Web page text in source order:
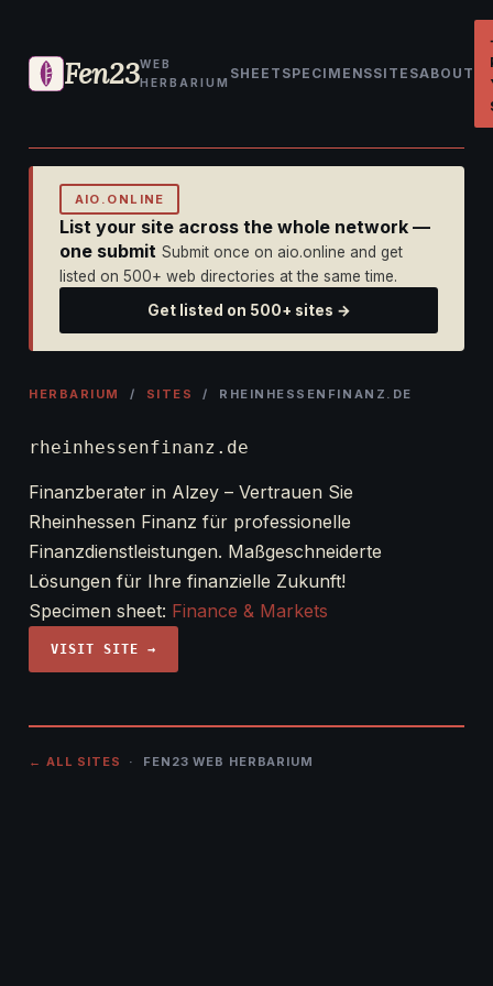
Fen23WEB
HERBARIUM
SHEET SPECIMENSSITESABOUT
AIO.ONLINE
List your site across the whole network —
one submit Submit once on aio.online and get
listed on 500+ web directories at the same time.
Get listed on 500+ sites →
HERBARIUM / SITES / RHEINHESSENFINANZ.DE
rheinhessenfinanz.de
Finanzberater in Alzey – Vertrauen Sie
Rheinhessen Finanz für professionelle
Finanzdienstleistungen. Maßgeschneiderte
Lösungen für Ihre finanzielle Zukunft!
Specimen sheet: Finance & Markets
VISIT SITE →
← ALL SITES · FEN23 WEB HERBARIUM